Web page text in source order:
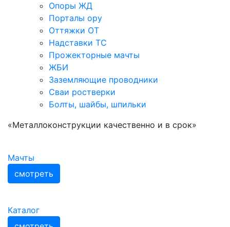
Опоры ЖД
Порталы ору
Оттяжки ОТ
Надставки ТС
Прожекторные мачты
ЖБИ
Заземляющие проводники
Сваи ростверки
Болты, шайбы, шпильки
«Металлоконструкции качественно и в срок»
Мачты
смотреть
Каталог